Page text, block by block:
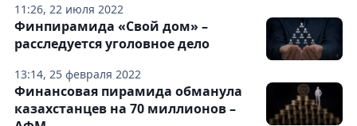
11:26, 22 июля 2022
13:14, 25 февраля 2022
Финпирамида «Свой дом» –
расследуется уголовное дело
Финансовая пирамида обманула
казахстанцев на 70 миллионов –